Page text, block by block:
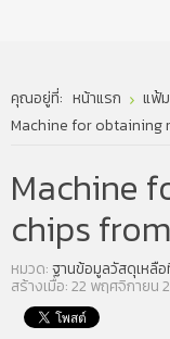
คุณอยู่ที่: หน้าแรก
แฟ้
Machine for obtaining
Machine
chips
หมวด:ฐานข้อมูลวัสดุเหลื
สร้างเมื่อ: 22 พฤศจิกายน